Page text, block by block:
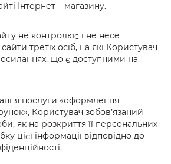
Інтернет – магазину.
не контролює і не несе
сайти третіх осіб, на які Користувач
що є доступними на
послуги «оформлення
Користувач зобов’язаний
як на розкриття її персональних
цієї інформації відповідно до